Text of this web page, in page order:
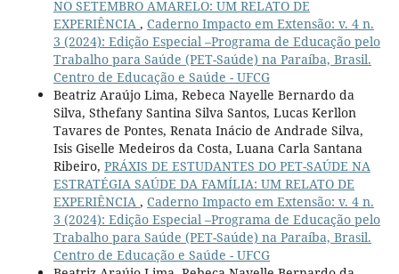
NO SETEMBRO AMARELO: UM RELATO DE
EXPERIÊNCIA , Caderno Impacto em Extensão: v. 4 n.
3 (2024): Edição Especial –Programa de Educação pelo
Trabalho para Saúde (PET-Saúde) na Paraíba, Brasil.
Centro de Educação e Saúde - UFCG
Beatriz Araújo Lima, Rebeca Nayelle Bernardo da
Silva, Sthefany Santina Silva Santos, Lucas Kerllon
Tavares de Pontes, Renata Inácio de Andrade Silva,
Isis Giselle Medeiros da Costa, Luana Carla Santana
Ribeiro, PRÁXIS DE ESTUDANTES DO PET-SAÚDE NA
ESTRATÉGIA SAÚDE DA FAMÍLIA: UM RELATO DE
EXPERIÊNCIA , Caderno Impacto em Extensão: v. 4 n.
3 (2024): Edição Especial –Programa de Educação pelo
Trabalho para Saúde (PET-Saúde) na Paraíba, Brasil.
Centro de Educação e Saúde - UFCG